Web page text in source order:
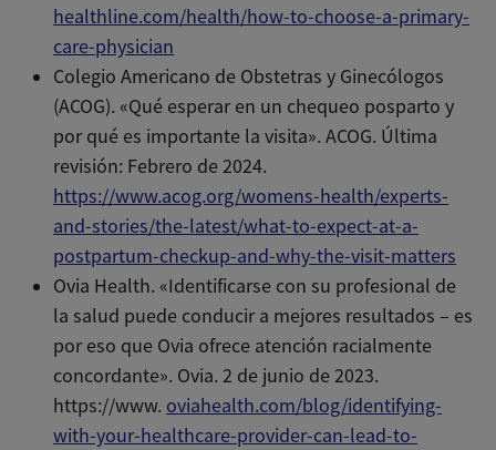
healthline.com/health/how-to-choose-a-primary-
care-physician
Colegio Americano de Obstetras y Ginecólogos
(ACOG). «Qué esperar en un chequeo posparto y
por qué es importante la visita». ACOG. Última
revisión: Febrero de 2024.
https://www.acog.org/womens-health/experts-
and-stories/the-latest/what-to-expect-at-a-
postpartum-checkup-and-why-the-visit-matters
Ovia Health. «Identificarse con su profesional de
la salud puede conducir a mejores resultados – es
por eso que Ovia ofrece atención racialmente
concordante». Ovia. 2 de junio de 2023.
https://www. oviahealth.com/blog/identifying-
with-your-healthcare-provider-can-lead-to-